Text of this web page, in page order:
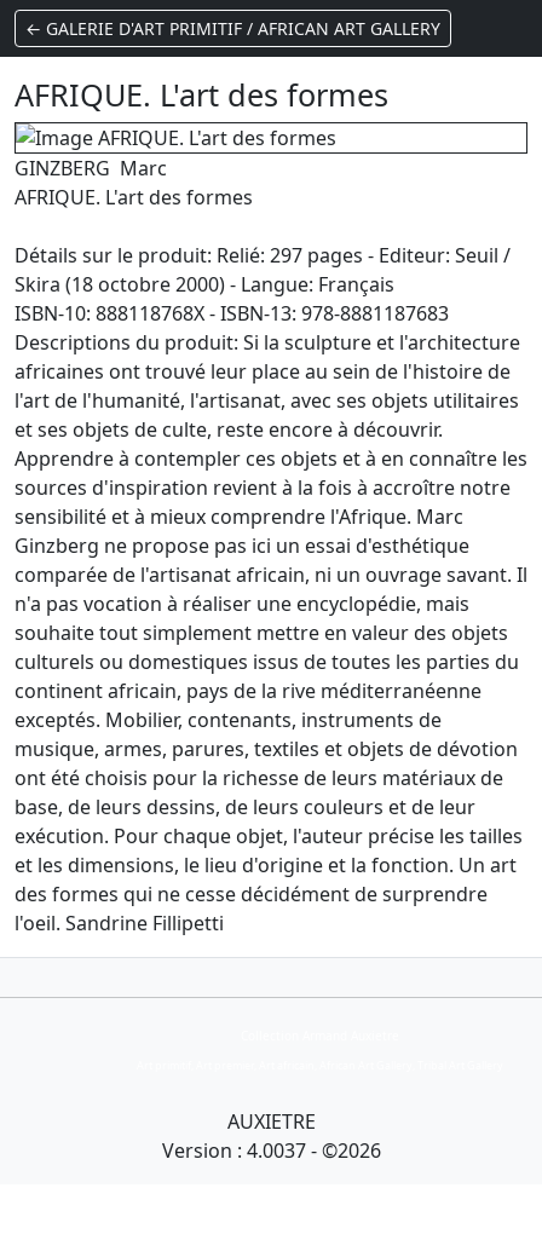
← GALERIE D'ART PRIMITIF / AFRICAN ART GALLERY
AFRIQUE. L'art des formes
GINZBERG Marc
AFRIQUE. L'art des formes
Détails sur le produit: Relié: 297 pages - Editeur: Seuil /
Skira (18 octobre 2000) - Langue: Français
ISBN-10: 888118768X - ISBN-13: 978-8881187683
Descriptions du produit: Si la sculpture et l'architecture
africaines ont trouvé leur place au sein de l'histoire de
l'art de l'humanité, l'artisanat, avec ses objets utilitaires
et ses objets de culte, reste encore à découvrir.
Apprendre à contempler ces objets et à en connaître les
sources d'inspiration revient à la fois à accroître notre
sensibilité et à mieux comprendre l'Afrique. Marc
Ginzberg ne propose pas ici un essai d'esthétique
comparée de l'artisanat africain, ni un ouvrage savant. Il
n'a pas vocation à réaliser une encyclopédie, mais
souhaite tout simplement mettre en valeur des objets
culturels ou domestiques issus de toutes les parties du
continent africain, pays de la rive méditerranéenne
exceptés. Mobilier, contenants, instruments de
musique, armes, parures, textiles et objets de dévotion
ont été choisis pour la richesse de leurs matériaux de
base, de leurs dessins, de leurs couleurs et de leur
exécution. Pour chaque objet, l'auteur précise les tailles
et les dimensions, le lieu d'origine et la fonction. Un art
des formes qui ne cesse décidément de surprendre
l'oeil. Sandrine Fillipetti
AUXIETRE
Version : 4.0037 - ©2026